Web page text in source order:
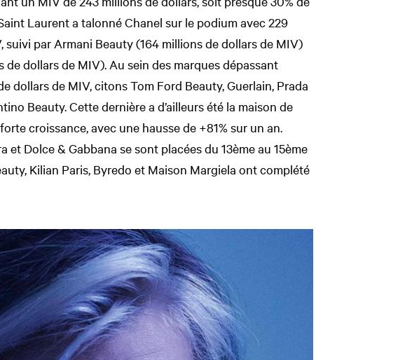
Laurent a talonné Chanel sur le podium avec 229
suivi par Armani Beauty (164 millions de dollars de MIV)
de dollars de MIV). Au sein des marques dépassant
dollars de MIV, citons Tom Ford Beauty, Guerlain, Prada
Beauty. Cette dernière a d’ailleurs été la maison de
croissance, avec une hausse de +81% sur un an.
et Dolce & Gabbana se sont placées du 13ème au 15ème
Kilian Paris, Byredo et Maison Margiela ont complété